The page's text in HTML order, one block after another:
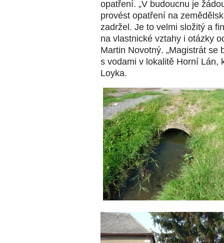
opatření. „V budoucnu je
provést opatření na
zadržel. Je to velmi složitý a
na vlastnické vztahy i otázky
Martin Novotný. „Magistrát
s vodami v lokalitě Horní Lán,
Loyka.